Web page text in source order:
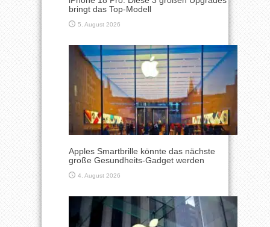
bringt das Top-Modell
5. August 2026
Apples Smartbrille könnte das nächste
große Gesundheits-Gadget werden
4. August 2026